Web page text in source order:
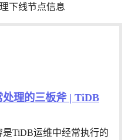
下线节点信息
理的三板斧 | TiDB
TiDB运维中经常执行的